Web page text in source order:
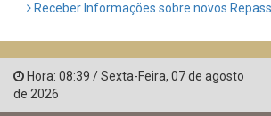
Receber Informações sobre novos
Hora: 08:39 /Sexta-Feira, 07 de agosto
de 2026